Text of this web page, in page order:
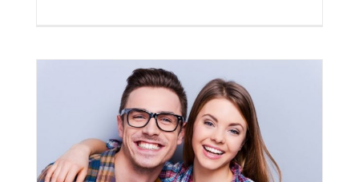
Kako odabrati ortodonta